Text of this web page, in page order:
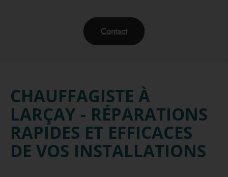
Contact
CHAUFFAGISTE À
LARÇAY - RÉPARATIONS
RAPIDES ET EFFICACES
DE VOS INSTALLATIONS